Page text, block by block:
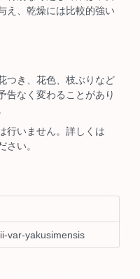
え、乾燥には比較的強い
つき、花色、枝ぶりなど
告なく変わることがあり
行いません。詳しくは
さい。
var-yakusimensis